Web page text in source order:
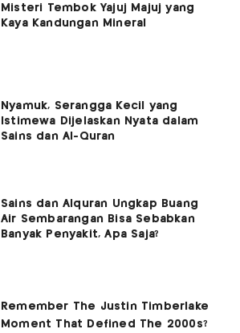
Misteri Tembok Yajuj Majuj yang
Kaya Kandungan Mineral
Nyamuk, Serangga Kecil yang
Istimewa Dijelaskan Nyata dalam
Sains dan Al-Quran
Sains dan Alquran Ungkap Buang
Air Sembarangan Bisa Sebabkan
Banyak Penyakit, Apa Saja?